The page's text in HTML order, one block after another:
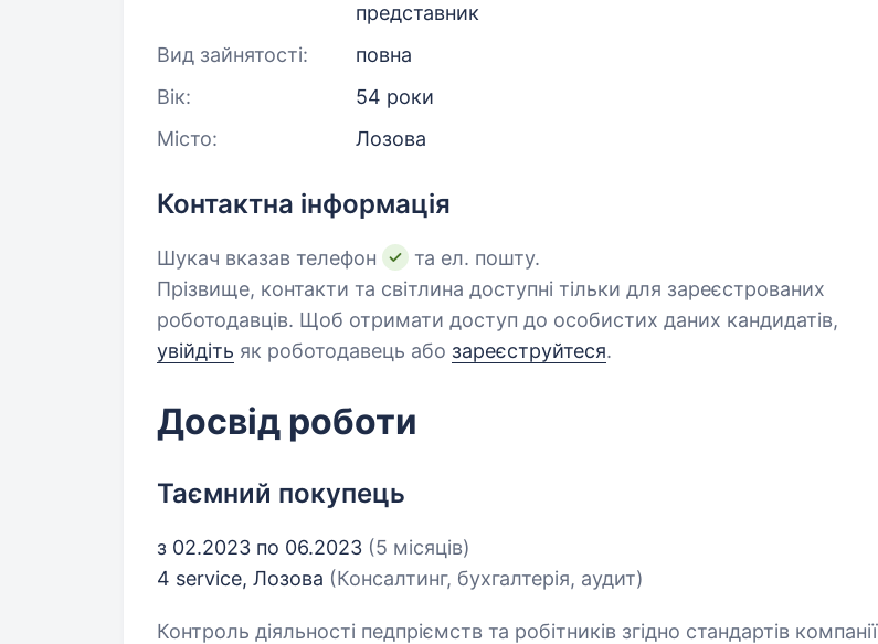
представник
Вид зайнятості:
повна
Вік:
54 роки
Місто:
Лозова
Контактна інформація
Шукач вказав телефон
та ел. пошту.
Прізвище, контакти та світлина доступні тільки для зареєстрованих
роботодавців. Щоб отримати доступ до особистих даних кандидатів,
увійдіть як роботодавець або зареєструйтеся.
Досвід роботи
Таємний покупець
з 02.2023 по 06.2023 (5 місяців)
4 service, Лозова (Консалтинг, бухгалтерія, аудит)
Контроль діяльності педпріємств та робітників згідно стандартів компанії